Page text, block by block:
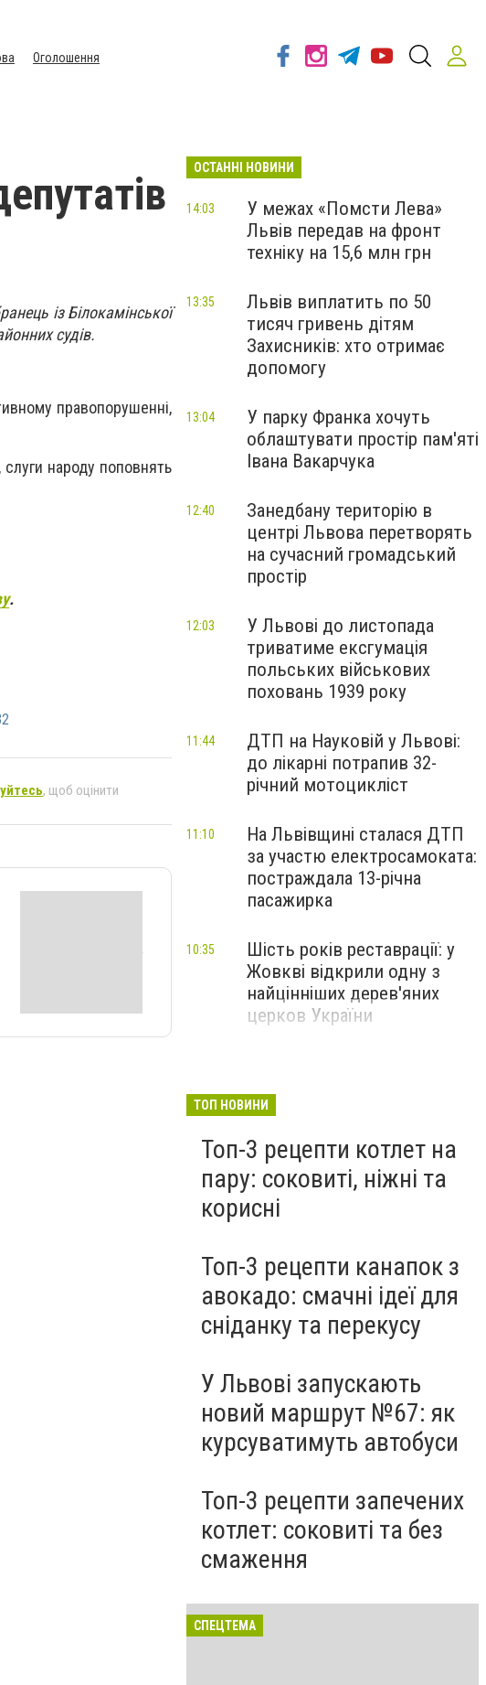
Оголошення
із Білокамінської
судів.
правопорушенні,
народу поповнять
.
, щоб оцінити
ОСТАННІ НОВИНИ
У межах «Помсти Лева»
Львів передав на фронт
техніку на 15,6 млн грн
14:03
Львів виплатить по 50
тисяч гривень дітям
Захисників: хто отримає
допомогу
13:35
У парку Франка хочуть
облаштувати простір пам'яті
Івана Вакарчука
13:04
Занедбану територію в
центрі Львова перетворять
на сучасний громадський
простір
12:40
У Львові до листопада
триватиме ексгумація
польських військових
поховань 1939 року
12:03
ДТП на Науковій у Львові:
до лікарні потрапив 32-
річний мотоцикліст
11:44
На Львівщині сталася ДТП
за участю електросамоката:
постраждала 13-річна
пасажирка
11:10
Шість років реставрації: у
Жовкві відкрили одну з
найцінніших дерев'яних
церков України
10:35
ТОП НОВИНИ
Топ-3 рецепти котлет на
пару: соковиті, ніжні та
корисні
Топ-3 рецепти канапок з
авокадо: смачні ідеї для
сніданку та перекусу
У Львові запускають
новий маршрут №67: як
курсуватимуть автобуси
Топ-3 рецепти запечених
котлет: соковиті та без
смаження
СПЕЦТЕМА